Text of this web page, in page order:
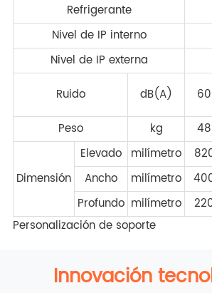
Refrigerante
Nivel de IP interno
Nivel de IP externa
Ruido
dB(A) 60
Peso
kg 48
Dimensión
Elevado milímetro
Ancho
milímetro
Profundo milímetro
Personalización de soporte
Innovación